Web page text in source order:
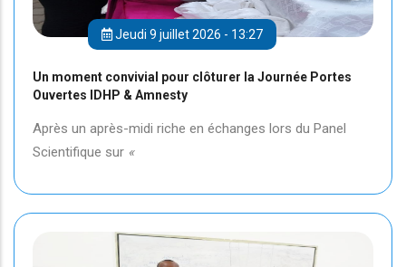
Jeudi 9 juillet 2026 - 13:27
Un moment convivial pour clôturer la Journée Portes
Ouvertes IDHP & Amnesty
Après un après-midi riche en échanges lors du Panel
Scientifique sur «